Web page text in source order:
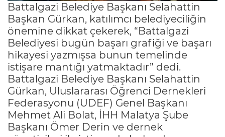
Battalgazi Belediye Başkanı Selahattin
Başkan Gürkan, katılımcı belediyeciliğin
önemine dikkat çekerek, “Battalgazi
Belediyesi bugün başarı grafiği ve başarı
hikayesi yazmışsa bunun temelinde
istişare mantığı yatmaktadır” dedi.
Battalgazi Belediye Başkanı Selahattin
Gürkan, Uluslararası Öğrenci Dernekleri
Federasyonu (UDEF) Genel Başkanı
Mehmet Ali Bolat, İHH Malatya Şube
Başkanı Ömer Derin ve dernek